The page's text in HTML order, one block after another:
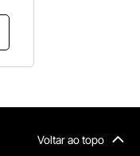
Voltar ao topo